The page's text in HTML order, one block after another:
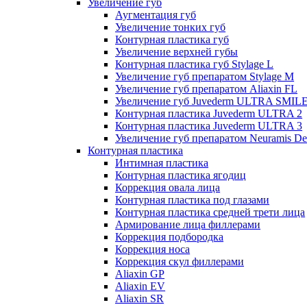
Увеличение губ
Аугментация губ
Увеличение тонких губ
Контурная пластика губ
Увеличение верхней губы
Контурная пластика губ Stylage L
Увеличение губ препаратом Stylage M
Увеличение губ препаратом Aliaxin FL
Увеличение губ Juvederm ULTRA
Контурная пластика Juvederm ULTRA 2
Контурная пластика Juvederm ULTRA 3
Увеличение губ препаратом Neuramis
Контурная пластика
Интимная пластика
Контурная пластика ягодиц
Коррекция овала лица
Контурная пластика под глазами
Контурная пластика средней трети лица
Армирование лица филлерами
Коррекция подбородка
Коррекция носа
Коррекция скул филлерами
Aliaxin GP
Aliaxin EV
Aliaxin SR